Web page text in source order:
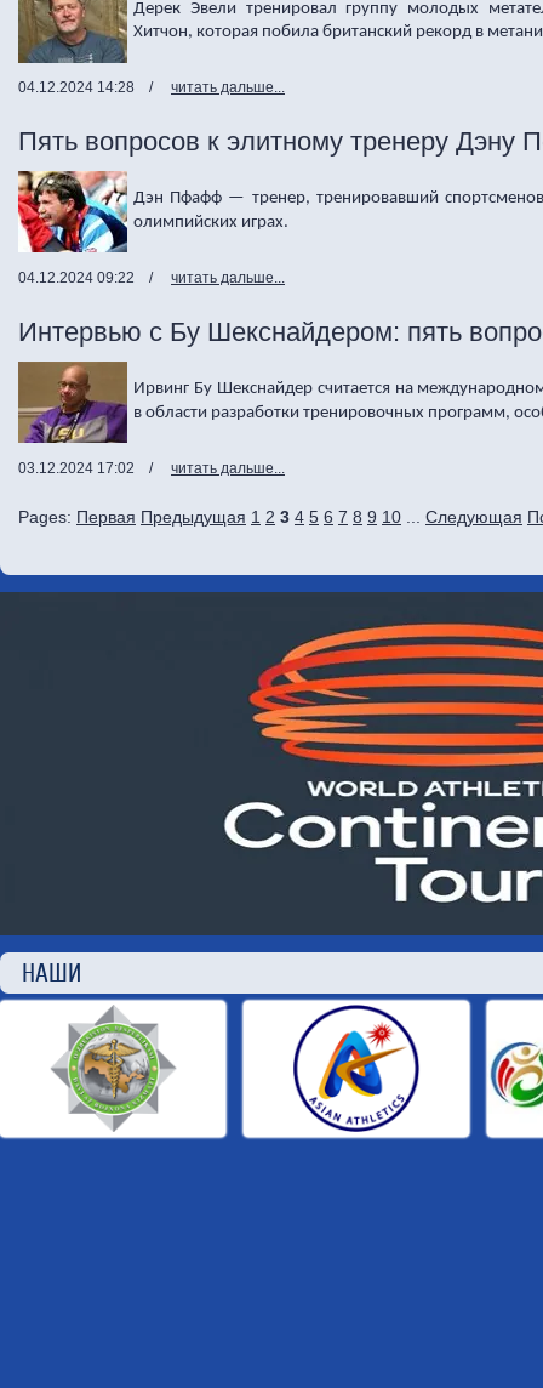
Дерек Эвели тренировал группу молодых
Хитчон, которая побила британский рекорд в
04.12.2024 14:28 / читать дальше...
Пять вопросов к элитному тренеру
Дэн Пфафф — тренер, тренировавший
олимпийских играх.
04.12.2024 09:22 / читать дальше...
Интервью с Бу Шекснайдером: пять
Ирвинг Бу Шекснайдер считается на
в области разработки тренировочных программ,
03.12.2024 17:02 / читать дальше...
Pages: Первая Предыдущая 1 2 3 4 5 6 7 8 9 10 Следующая
НАШИ